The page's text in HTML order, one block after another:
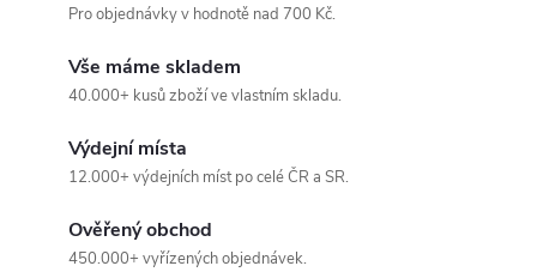
Pro objednávky v hodnotě nad 700 Kč.
Vše máme skladem
40.000+ kusů zboží ve vlastním skladu.
Výdejní místa
12.000+ výdejních míst po celé ČR a SR.
Ověřený obchod
450.000+ vyřízených objednávek.